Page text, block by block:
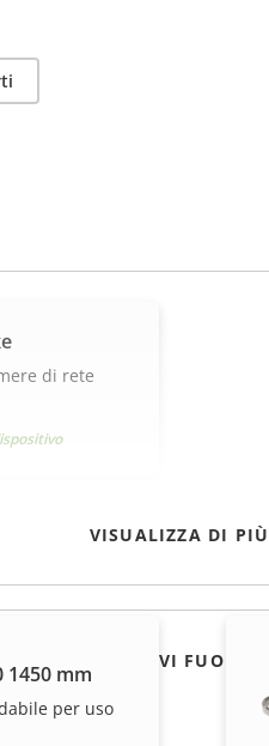
VISUALIZZA DI PIÙ
di rete
1450 mm
per uso
DISPOSITIVI FUORI